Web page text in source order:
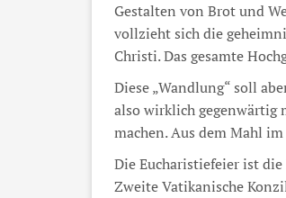
Gestalten von Brot und
vollzieht sich die
Christi. Das gesamte
Diese „Wandlung“ soll
also wirklich gegenwärtig
machen. Aus dem Mahl
Die Eucharistiefeier ist
Zweite Vatikanische